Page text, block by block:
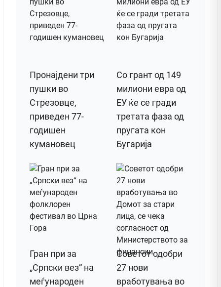
Пронајдени три
пушки во
Стрезовце,
приведен 77-
годишен
кумановец
Со грант од 149
милиони евра од
ЕУ ќе се гради
третата фаза од
пругата кон
Бугарија
Гран при за
„Српски вез“ на
меѓународен
Советот одобри
27 нови
вработувања во